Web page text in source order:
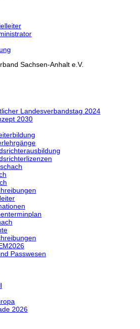
Sachsen-Anhalt e.V.
Landesverbandstag 2024
2030
Passwesen
2026